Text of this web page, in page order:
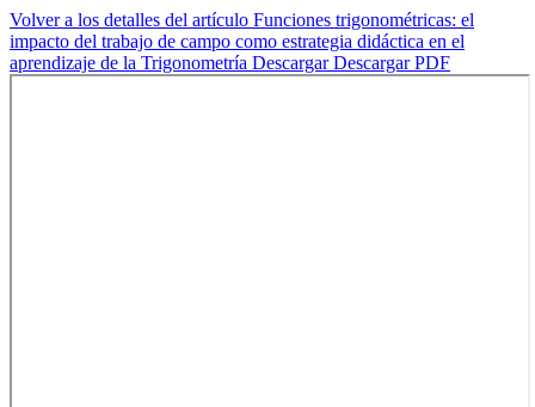
Volver a los detalles del artículo Funciones trigonométricas: el
impacto del trabajo de campo como estrategia didáctica en el
aprendizaje de la Trigonometría DescargarDescargar PDF